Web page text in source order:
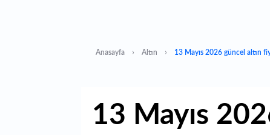
Anasayfa Altın 13 Mayıs 2026 güncel altın
13 Mayıs